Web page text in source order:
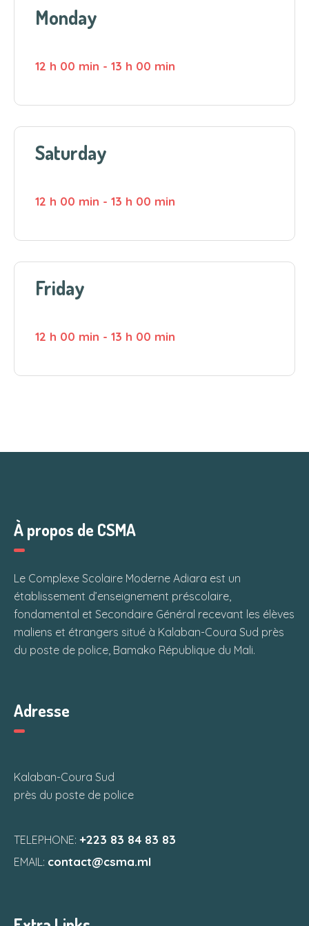
Monday
12 h 00 min - 13 h 00 min
Saturday
12 h 00 min - 13 h 00 min
Friday
12 h 00 min - 13 h 00 min
À propos de CSMA
Le Complexe Scolaire Moderne Adiara est un
établissement d’enseignement préscolaire,
fondamental et Secondaire Général recevant les élèves
maliens et étrangers situé à Kalaban-Coura Sud près
du poste de police, Bamako République du Mali.
Adresse
Kalaban-Coura Sud
près du poste de police
TELEPHONE:+223 83 84 83 83
EMAIL: contact@csma.ml